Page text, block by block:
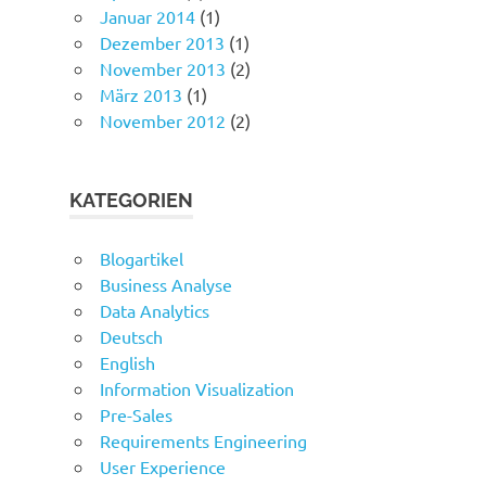
Januar 2014(1)
Dezember 2013 (1)
November 2013 (2)
März 2013 (1)
November 2012 (2)
KATEGORIEN
Blogartikel
Business Analyse
Data Analytics
Deutsch
English
Information Visualization
Pre-Sales
Requirements Engineering
User Experience